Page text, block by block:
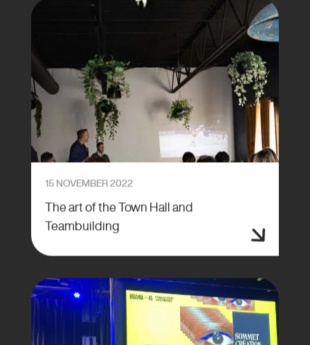
15 NOVEMBER 2022
The art of the Town Hall and
Teambuilding